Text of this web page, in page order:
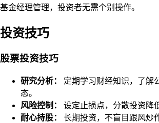
基金经理管理，投资者无需个别操作。
投资技巧
股票投资技巧
研究分析：
定期学习财经知识，了解
态。
风险控制：
设定止损点，分散投资降
耐心持股：
长期投资，不盲目跟风炒